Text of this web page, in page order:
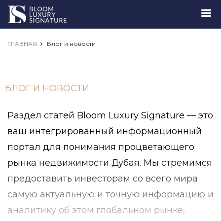
Luxury
Signature
ГЛАВНАЯ Блог и новости
БЛОГ И НОВОСТИ
Раздел статей Bloom Luxury Signature — это
ваш интегрированный информационный
портал для понимания процветающего
рынка недвижимости Дубая. Мы стремимся
предоставить инвесторам со всего мира
самую актуальную и точную информацию и
аналитику об этом глобальном рынке,